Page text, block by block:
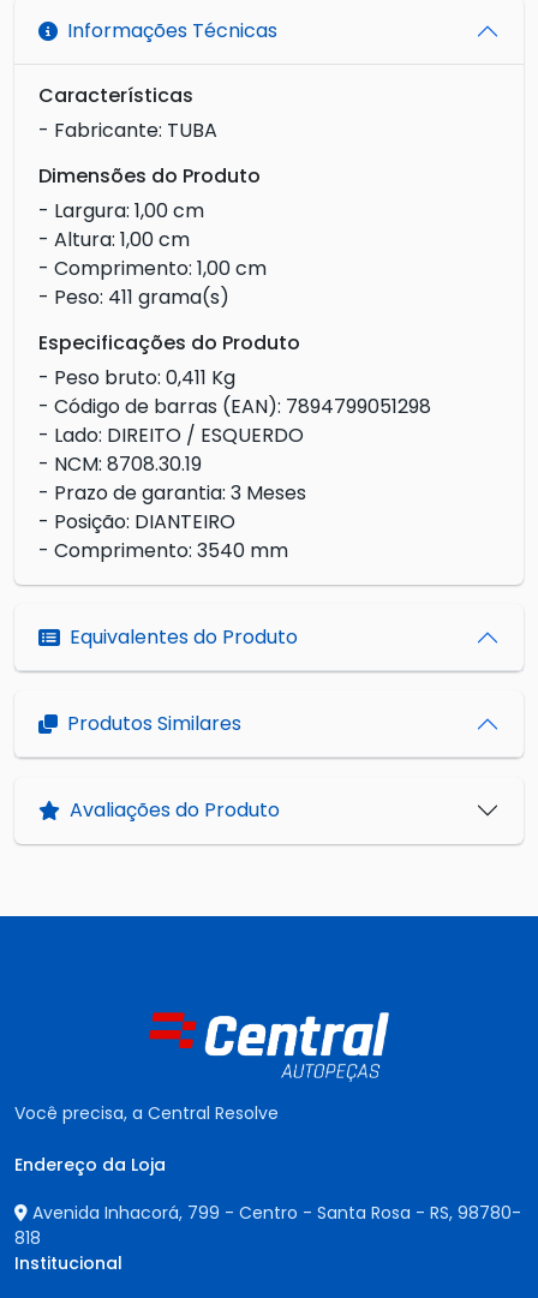
Informações Técnicas
Características
- Fabricante: TUBA
Dimensões do Produto
- Largura: 1,00 cm
- Altura: 1,00 cm
- Comprimento: 1,00 cm
- Peso: 411 grama(s)
Especificações do Produto
- Peso bruto: 0,411 Kg
- Código de barras (EAN): 7894799051298
- Lado: DIREITO / ESQUERDO
- NCM: 8708.30.19
- Prazo de garantia: 3 Meses
- Posição: DIANTEIRO
- Comprimento: 3540 mm
Equivalentes do Produto
Produtos Similares
Avaliações do Produto
Você precisa, a Central Resolve
Endereço da Loja
Avenida Inhacorá, 799 - Centro - Santa Rosa - RS, 98780-
818
Institucional